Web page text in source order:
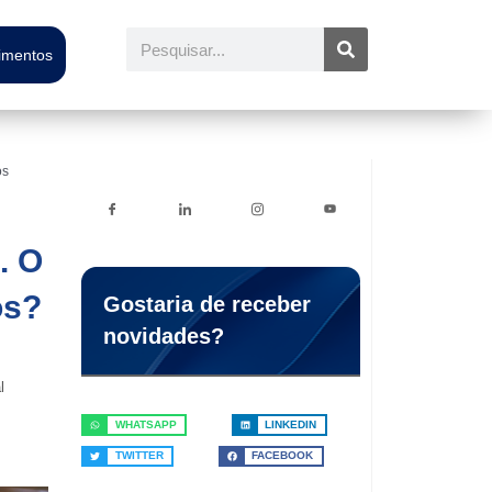
Pesquisar
O
Gostaria de receber
novidades?
WHATSAPP LINKEDIN
TWITTER FACEBOOK